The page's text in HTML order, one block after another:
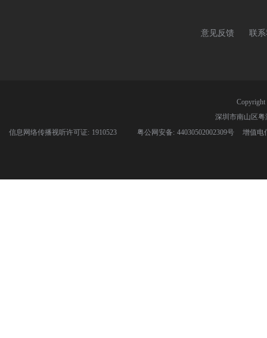
意见反馈 联
深圳市南山区
信息网络传播视听许可证: 1910523
粤公网安备: 44030502002309号 增值电